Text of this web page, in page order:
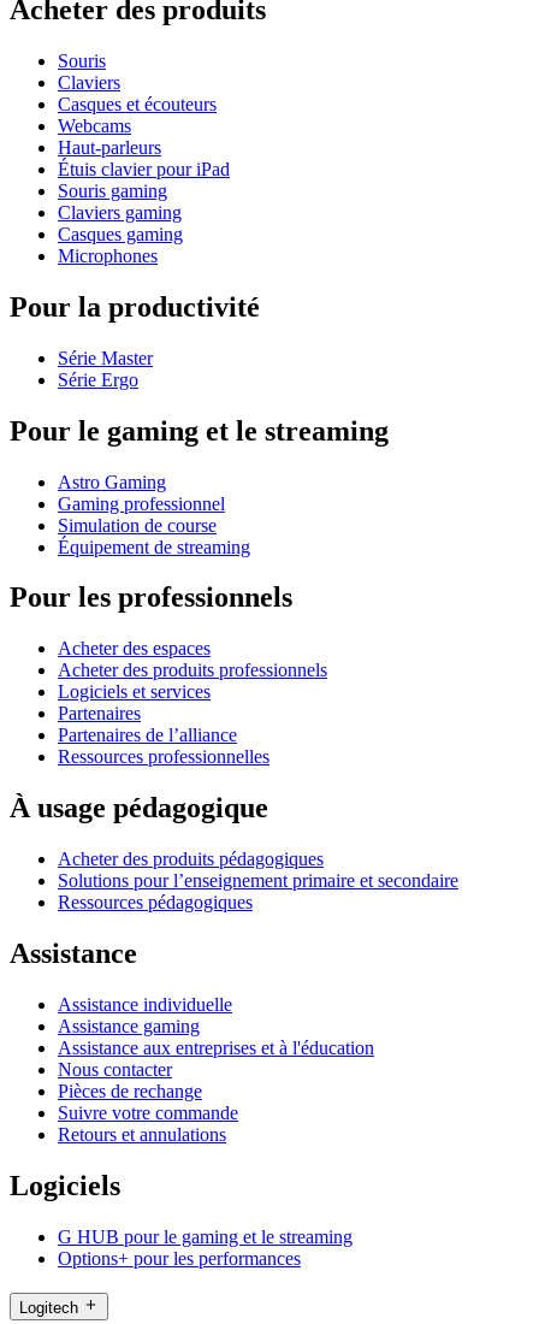
Acheter des produits
Souris
Claviers
Casques et écouteurs
Webcams
Haut-parleurs
Étuis clavier pour iPad
Souris gaming
Claviers gaming
Casques gaming
Microphones
Pour la productivité
Série Master
Série Ergo
Pour le gaming et le streaming
Astro Gaming
Gaming professionnel
Simulation de course
Équipement de streaming
Pour les professionnels
Acheter des espaces
Acheter des produits professionnels
Logiciels et services
Partenaires
Partenaires de l’alliance
Ressources professionnelles
À usage pédagogique
Acheter des produits pédagogiques
Solutions pour l’enseignement primaire et secondaire
Ressources pédagogiques
Assistance
Assistance individuelle
Assistance gaming
Assistance aux entreprises et à l'éducation
Nous contacter
Pièces de rechange
Suivre votre commande
Retours et annulations
Logiciels
G HUB pour le gaming et le streaming
Options+ pour les performances
Logitech